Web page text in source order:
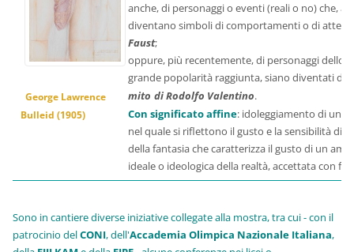
George Lawrence
Bulleid (1905)
anche, di personaggi o eventi (reali o no) che,
diventano simboli di comportamenti o di
Faust;
oppure, più recentemente, di personaggi dello
grande popolarità raggiunta, siano diventati
mito diRodolfo Valentino.
Con significato affine: idoleggiamento di un
nel quale si riflettono il gusto e la sensibilità di
della fantasia che caratterizza il gusto di un
ideale o ideologica della realtà, accettata con
Sono in cantiere diverse iniziative collegate alla mostra, tra cui - con il
patrocinio delCONI, dell'Accademia Olimpica Nazionale Italiana,